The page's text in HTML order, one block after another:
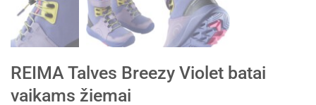
REIMA Talves Breezy Violet batai
vaikams žiemai